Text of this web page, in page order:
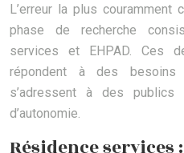
L’erreur la plus
phase de recherche
services et EHPAD. Ces
répondent à des besoins
s’adressent à des
d’autonomie.
Résidence